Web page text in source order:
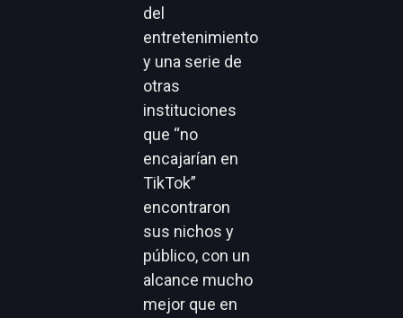
del
entretenimiento
y una serie de
otras
instituciones
que “no
encajarían en
TikTok”
encontraron
sus nichos y
público, con un
alcance mucho
mejor que en